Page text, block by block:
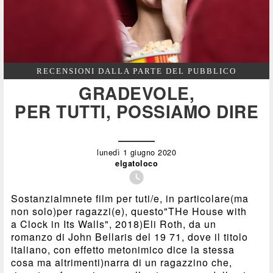
RECENSIONI DALLA PARTE DEL PUBBLICO
GRADEVOLE,
PER TUTTI, POSSIAMO DIRE
lunedì 1 giugno 2020
elgatoloco

Sostanzialmnete film per tuti/e, in particolare(ma
non solo)per ragazzi(e), questo"THe House with
a Clock in Its Walls", 2018)Eli Roth, da un
romanzo di John Bellaris del 19 71, dove il titolo
italiano, con effetto metonimico dice la stessa
cosa ma altrimenti)narra di un ragazzino che,